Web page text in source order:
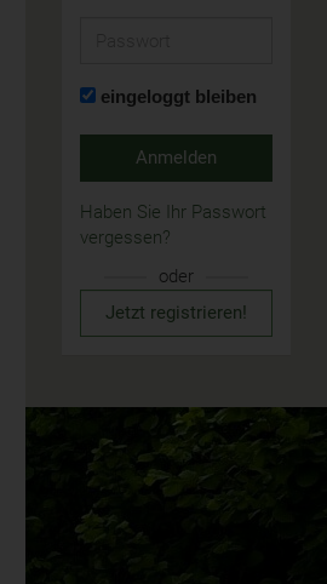
eingeloggt bleiben
Anmelden
Haben Sie Ihr Passwort
vergessen?
oder
Jetzt registrieren!